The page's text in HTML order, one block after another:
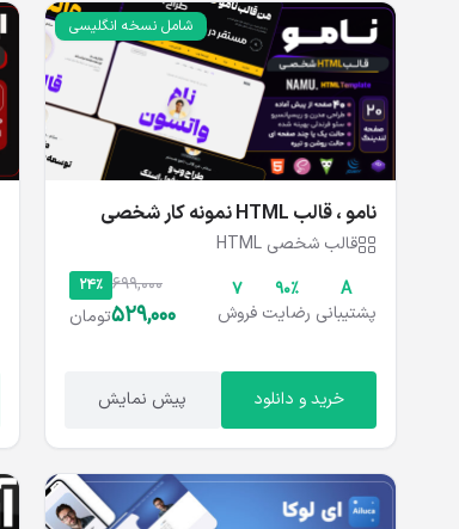
شامل نسخه انگلیسی
نامو ، قالب HTML نمونه کار شخصی
قالب شخصی HTML
A
پشتیبانی
۹۰%
رضایت
۷
فروش
24% 699,000
529,000تومان
خرید و دانلود پیش نمایش